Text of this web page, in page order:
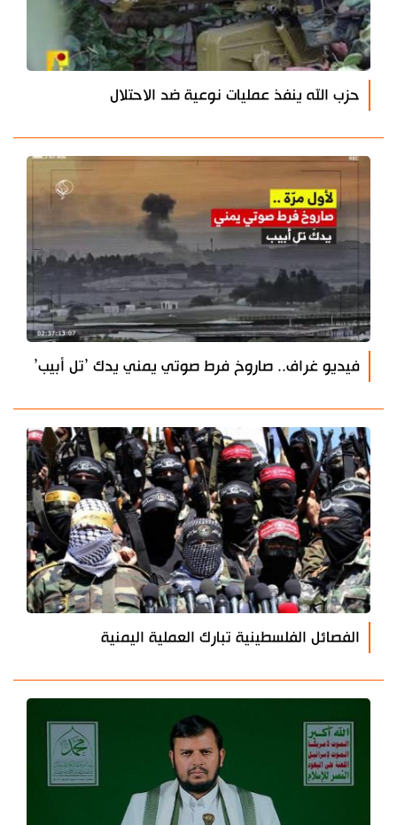
حزب الله ينفذ عمليات نوعية ضد الاحتلال
فيديو غراف.. صاروخ فرط صوتي يمني يدك ’تل أبيب’
الفصائل الفلسطينية تبارك العملية اليمنية